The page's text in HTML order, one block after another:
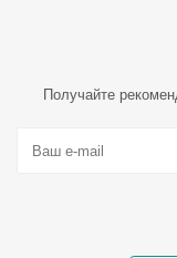
Получайте